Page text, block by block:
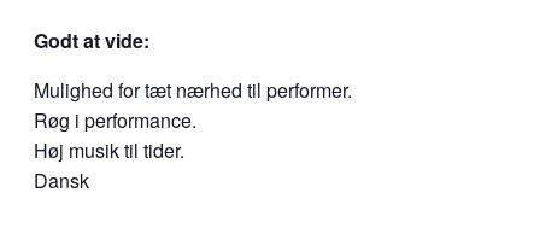
Godt at vide:
Mulighed for tæt nærhed til performer.
Røg i performance.
Høj musik til tider.
Dansk